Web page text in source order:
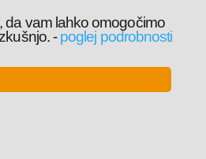
da vam lahko omogočimo
-poglej podrobnosti